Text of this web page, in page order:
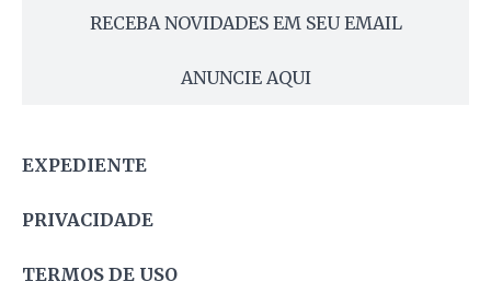
RECEBA NOVIDADES EM SEU EMAIL
ANUNCIE AQUI
EXPEDIENTE
PRIVACIDADE
TERMOS DE USO